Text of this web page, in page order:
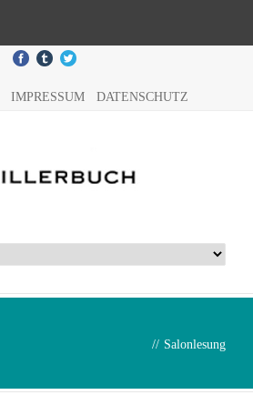
IMPRESSUM DATENSCHUTZ
// Salonlesung